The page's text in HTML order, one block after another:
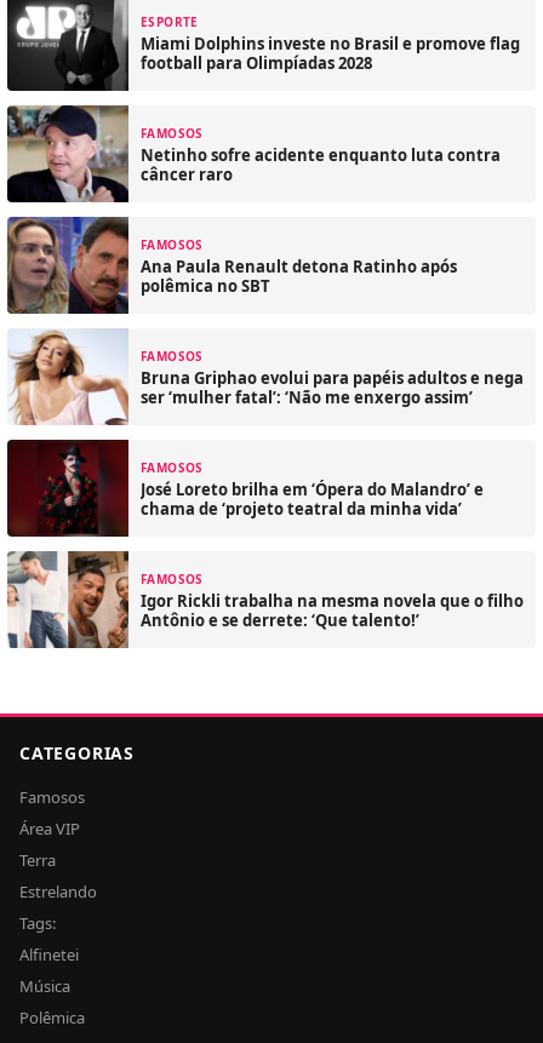
ESPORTE
Miami Dolphins investe no Brasil e promove flag
football para Olimpíadas 2028
FAMOSOS
Netinho sofre acidente enquanto luta contra
câncer raro
FAMOSOS
Ana Paula Renault detona Ratinho após
polêmica no SBT
FAMOSOS
Bruna Griphao evolui para papéis adultos e nega
ser ‘mulher fatal’: ‘Não me enxergo assim’
FAMOSOS
José Loreto brilha em ‘Ópera do Malandro’ e
chama de ‘projeto teatral da minha vida’
FAMOSOS
Igor Rickli trabalha na mesma novela que o filho
Antônio e se derrete: ‘Que talento!’
CATEGORIAS
Famosos
Área VIP
Terra
Estrelando
Tags:
Alfinetei
Música
Polêmica